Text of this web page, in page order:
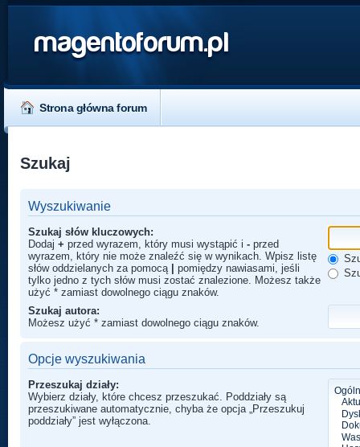
magentoforum.pl
Strona główna forum
Szukaj
Wyszukiwanie
Szukaj słów kluczowych:
Dodaj + przed wyrazem, który musi wystąpić i - przed
wyrazem, który nie może znaleźć się w wynikach. Wpisz listę
słów oddzielanych za pomocą
pomiędzy nawiasami, jeśli
tylko jedno z tych słów musi zostać znalezione. Możesz także
użyć * zamiast dowolnego ciągu znaków.
Szukaj autora:
Możesz użyć * zamiast dowolnego ciągu znaków.
Opcje wyszukiwania
Przeszukaj działy:
Wybierz działy, które chcesz przeszukać. Poddziały są
przeszukiwane automatycznie, chyba że opcja „Przeszukuj
poddziały” jest wyłączona.